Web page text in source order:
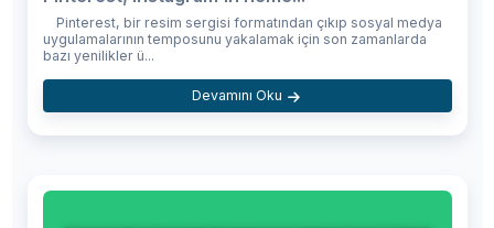
Pinterest, bir resim sergisi formatından çıkıp sosyal medya
uygulamalarının temposunu yakalamak için son zamanlarda
bazı yenilikler ü...
Devamını Oku